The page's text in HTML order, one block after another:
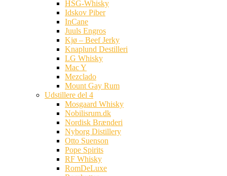
HSG-Whisky
Idskov Piber
InCane
Juuls Engros
Kjø – Beef Jerky
Knaplund Destilleri
LG Whisky
Mac Y
Mezclado
Mount Gay Rum
Udstillere del 4
Mosgaard Whisky
Nobilisrum.dk
Nordisk Brænderi
Nyborg Distillery
Otto Suenson
Pope Spirits
RF Whisky
RomDeLuxe